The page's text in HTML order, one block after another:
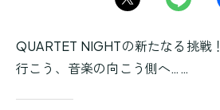
QUARTET NIGHTの新たなる挑戦！
行こう、音楽の向こう側へ……